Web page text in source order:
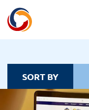
SORT BY